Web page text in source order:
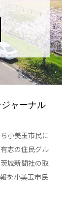
ャーナル
小美玉市民に
志の住民グル
城新聞社の取
を小美玉市民